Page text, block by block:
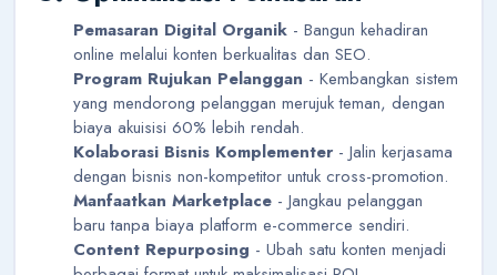
Pemasaran Digital Organik - Bangun kehadiran
online melalui konten berkualitas dan SEO.
Program Rujukan Pelanggan - Kembangkan sistem
yang mendorong pelanggan merujuk teman, dengan
biaya akuisisi 60% lebih rendah.
Kolaborasi Bisnis Komplementer - Jalin kerjasama
dengan bisnis non-kompetitor untuk cross-promotion.
Manfaatkan Marketplace - Jangkau pelanggan
baru tanpa biaya platform e-commerce sendiri.
Content Repurposing - Ubah satu konten menjadi